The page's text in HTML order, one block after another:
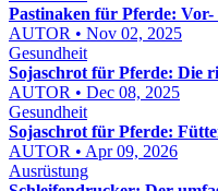
Pastinaken für Pferde:
AUTOR • Nov 02, 2025
Gesundheit
Sojaschrot für Pferde: Die
AUTOR • Dec 08, 2025
Gesundheit
Sojaschrot für Pferde:
AUTOR • Apr 09, 2026
Ausrüstung